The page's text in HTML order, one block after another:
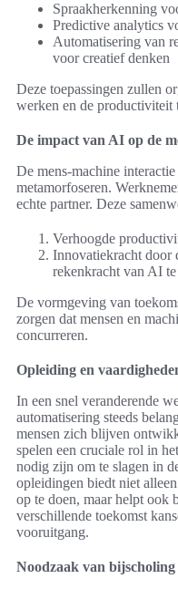
Spraakherkenning
Predictive analytics
Automatisering van
voor creatief denken
Deze toepassingen zullen
werken en de productiviteit
De impact van AI op de
De mens-machine
metamorfoseren.
echte partner. Deze
Verhoogde
Innovatiekracht door
rekenkracht van AI
De vormgeving van
zorgen dat mensen en
concurreren.
Opleiding en
In een snel veranderende
automatisering steeds
mensen zich blijven
spelen een cruciale rol in
nodig zijn om te slagen in
opleidingen biedt niet
op te doen, maar helpt ook
verschillende toekomst
vooruitgang.
Noodzaak van bijscholing